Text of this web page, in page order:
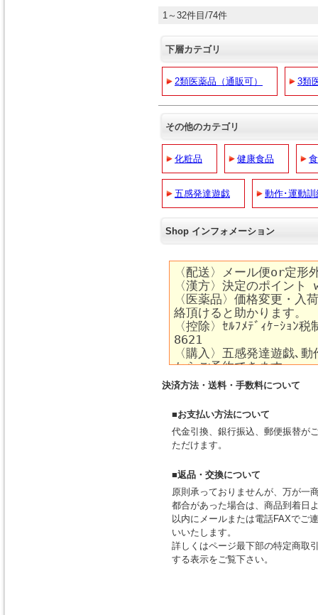
1～32件目/74件
下層カテゴリ
2類医薬品（通販可） 3類
その他のカテゴリ
化粧品 健康食品
五感発達遊戯 動作･運動訓
Shop インフォメーション
決済方法・送料・手数料について
■お支払い方法について
代金引換、銀行振込、郵便振替が
ただけます。
■返品・交換について
原則承っておりませんが、万が一
都合があった場合は、商品到着日
以内にメールまたは電話FAXでご
いいたします。
詳しくはページ最下部の特定商取
する表示をご覧下さい。